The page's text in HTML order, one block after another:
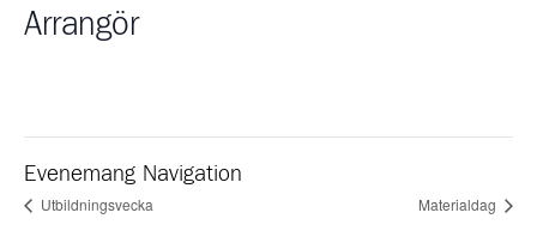
Arrangör
Evenemang Navigation
Utbildningsvecka Materialdag